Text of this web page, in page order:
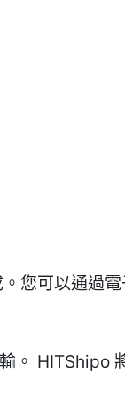
您可以通過
。 HITShipo